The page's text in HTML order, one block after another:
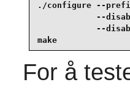
./configure --
--
--
make
For å